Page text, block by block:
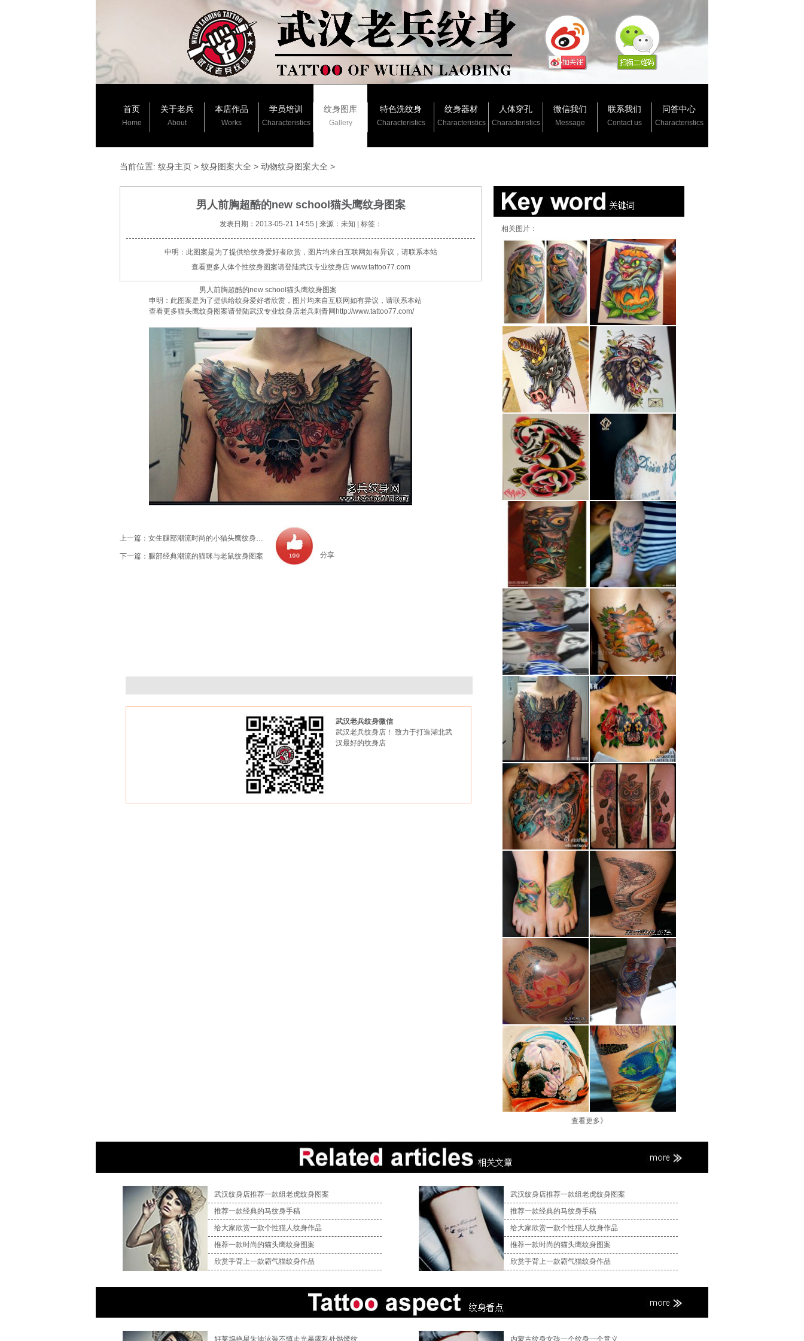
首页
Home
关于老兵
About
本店作品
Works
学员培训
Characteristics
纹身图库
Gallery
特色洗纹身
Characteristics
纹身器材
Characteristics
人体穿孔
Characteristics
微信我们
Message
联系我们
Contact us
问答中心
Characteristics
当前位置: 纹身主页 > 纹身图案大全 > 动物纹身图案大全 >
男人前胸超酷的new school猫头鹰纹身图案
发表日期：2013-05-21 14:55 | 来源：未知 | 标签：
申明：此图案是为了提供给纹身爱好者欣赏，图片均来自互联网如有异议，请联系本站
查看更多人体个性纹身图案请登陆武汉专业纹身店 www.tattoo77.com
男人前胸超酷的new school猫头鹰纹身图案
申明：此图案是为了提供给纹身爱好者欣赏，图片均来自互联网如有异议，请联系本站
查看更多猫头鹰纹身图案请登陆武汉专业纹身店老兵刺青网 http://www.tattoo77.com/
上一篇： 女生腿部潮流时尚的小猫头鹰纹身图案
下一篇： 腿部经典潮流的猫咪与老鼠纹身图案 分享
武汉老兵纹身微信
武汉老兵纹身店！ 致力于打造湖北武
汉最好的纹身店
相关图片：
查看更多》
武汉纹身店推荐一款组老虎纹身图案
推荐一款经典的马纹身手稿
给大家欣赏一款个性猫人纹身作品
推荐一款时尚的猫头鹰纹身图案
欣赏手背上一款霸气猫纹身作品
武汉纹身店推荐一款组老虎纹身图案
推荐一款经典的马纹身手稿
给大家欣赏一款个性猫人纹身作品
推荐一款时尚的猫头鹰纹身图案
欣赏手背上一款霸气猫纹身作品
好莱坞艳星朱迪泳装不慎走光暴露私处骷髅纹 内蒙古纹身女孩一个纹身一个意义